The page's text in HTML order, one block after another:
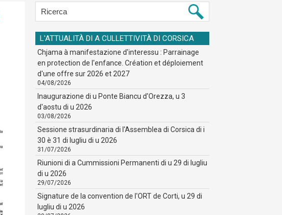
L'ATTUALITÀ DI A CULLETTIVITÀ DI CORSICA
Chjama à manifestazione d'interessu : Parrainage
en protection de l'enfance. Création et déploiement
d'une offre sur 2026 et 2027
04/08/2026
Inaugurazione di u Ponte Biancu d'Orezza, u 3
d'aostu di u 2026
03/08/2026
Sessione strasurdinaria di l'Assemblea di Corsica di i
30 è 31 di lugliu di u 2026
31/07/2026
Riunioni di a Cummissioni Permanenti di u 29 di lugliu
di u 2026
29/07/2026
Signature de la convention de l'ORT de Corti, u 29 di
lugliu di u 2026